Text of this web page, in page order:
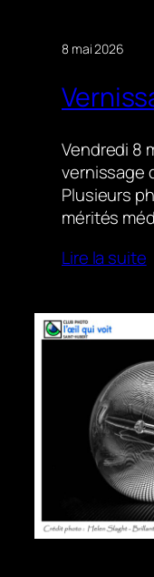
8 mai 2026
Vendredi 8
vernissage
Plusieurs
mérités
Lire la suite